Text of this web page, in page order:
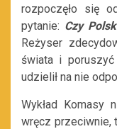
rozpoczęło się
pytanie: Czy
Reżyser
świata i
udzielił na nie
Wykład Komasy
wręcz przeciwnie,